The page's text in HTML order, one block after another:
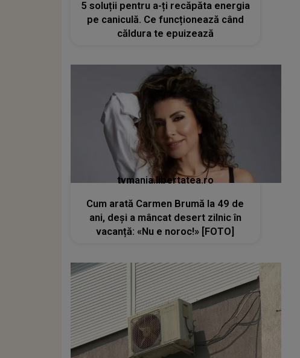
5 soluții pentru a-ți recăpăta energia
pe caniculă. Ce funcționează când
căldura te epuizează
tvmania.libertatea.ro
Cum arată Carmen Brumă la 49 de
ani, deși a mâncat desert zilnic în
vacanță: «Nu e noroc!» [FOTO]